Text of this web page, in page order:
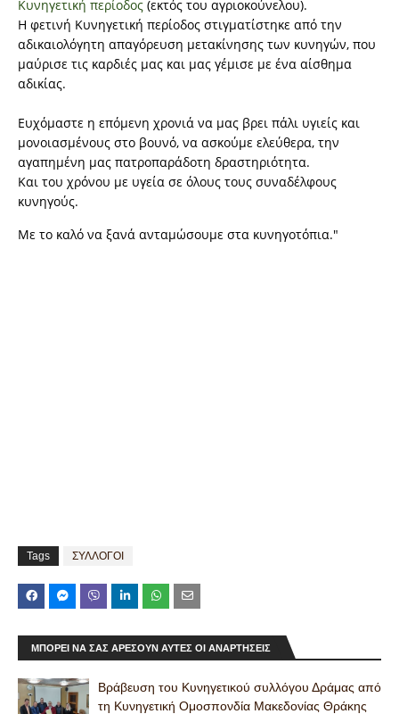
Κυνηγετική περίοδος (εκτός του αγριοκούνελου).
Η φετινή Κυνηγετική περίοδος στιγματίστηκε από την
αδικαιολόγητη απαγόρευση μετακίνησης των κυνηγών, που
μαύρισε τις καρδιές μας και μας γέμισε με ένα αίσθημα
αδικίας.
Ευχόμαστε η επόμενη χρονιά να μας βρει πάλι υγιείς και
μονοιασμένους στο βουνό, να ασκούμε ελεύθερα, την
αγαπημένη μας πατροπαράδοτη δραστηριότητα.
Και του χρόνου με υγεία σε όλους τους συναδέλφους
κυνηγούς.
Με το καλό να ξανά ανταμώσουμε στα κυνηγοτόπια."
Tags ΣΥΛΛΟΓΟΙ
ΜΠΟΡΕΊ ΝΑ ΣΑΣ ΑΡΈΣΟΥΝ ΑΥΤΈΣ ΟΙ ΑΝΑΡΤΉΣΕΙΣ
Βράβευση του Κυνηγετικού συλλόγου Δράμας από
τη Κυνηγετική Ομοσπονδία Μακεδονίας Θράκης